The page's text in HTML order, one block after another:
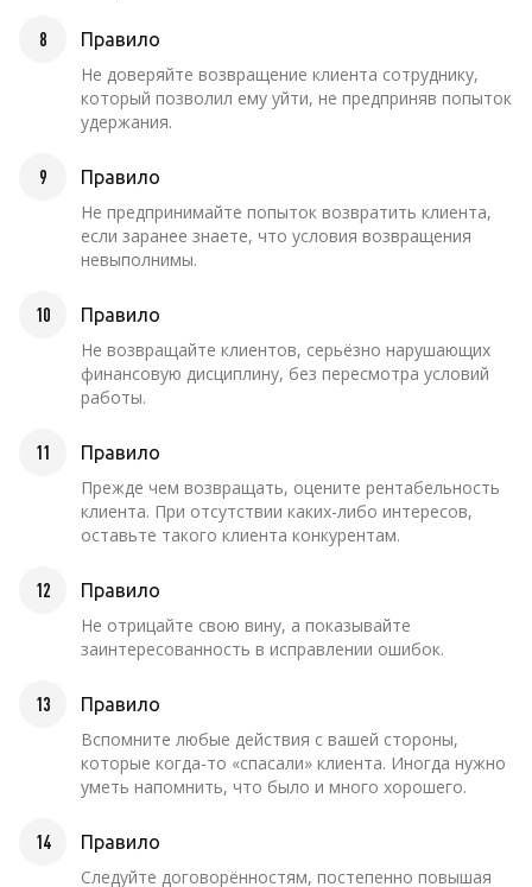
8 Правило
Не доверяйте возвращение клиента сотруднику,
который позволил ему уйти, не предприняв попыток
удержания.
9 Правило
Не предпринимайте попыток возвратить клиента,
если заранее знаете, что условия возвращения
невыполнимы.
10 Правило
Не возвращайте клиентов, серьёзно нарушающих
финансовую дисциплину, без пересмотра условий
работы.
11 Правило
Прежде чем возвращать, оцените рентабельность
клиента. При отсутствии каких-либо интересов,
оставьте такого клиента конкурентам.
12 Правило
Не отрицайте свою вину, а показывайте
заинтересованность в исправлении ошибок.
13 Правило
Вспомните любые действия с вашей стороны,
которые когда-то «спасали» клиента. Иногда нужно
уметь напомнить, что было и много хорошего.
14 Правило
Следуйте договорённостям, постепенно повышая